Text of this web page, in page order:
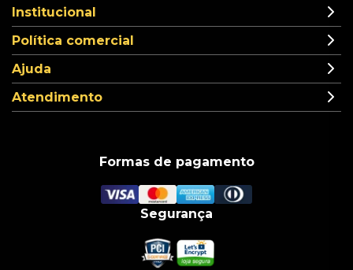
Institucional
Política comercial
Ajuda
Atendimento
Formas de pagamento
Segurança